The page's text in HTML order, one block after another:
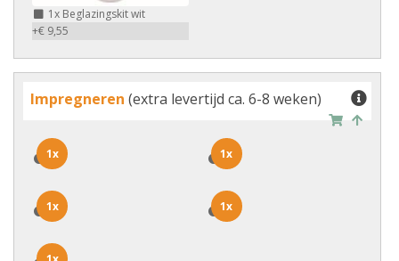
1x Beglazingskit wit
+€ 9,55
Impregneren (extra levertijd ca. 6-8 weken)
1x
1x 1x
1x
1x
1x 1x
1x